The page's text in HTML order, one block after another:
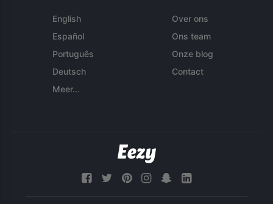
English
Español
Português
Deutsch
Meer...
Over ons
Ons team
Onze blog
Contact